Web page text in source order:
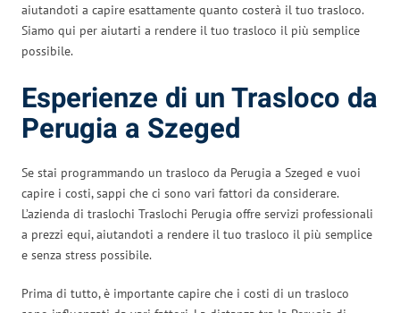
aiutandoti a capire esattamente quanto costerà il tuo trasloco.
Siamo qui per aiutarti a rendere il tuo trasloco il più semplice
possibile.
Esperienze di un Trasloco da
Perugia a Szeged
Se stai programmando un trasloco da Perugia a Szeged e vuoi
capire i costi, sappi che ci sono vari fattori da considerare.
L’azienda di traslochi Traslochi Perugia offre servizi professionali
a prezzi equi, aiutandoti a rendere il tuo trasloco il più semplice
e senza stress possibile.
Prima di tutto, è importante capire che i costi di un trasloco